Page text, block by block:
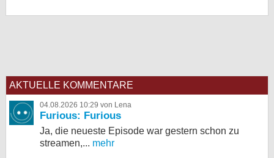
AKTUELLE KOMMENTARE
04.08.2026 10:29 von Lena
Furious: Furious
Ja, die neueste Episode war gestern schon zu
streamen,... mehr